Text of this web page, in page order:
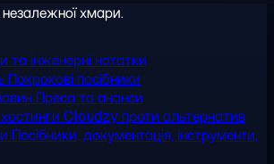
хмари.
та інженерні нотатки
Покрокові посібники
Преса та анонси
Cloudzy проти альтернатив
Посібники, документація, інструменти,